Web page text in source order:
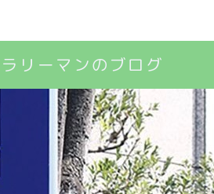
リーマンのブログ